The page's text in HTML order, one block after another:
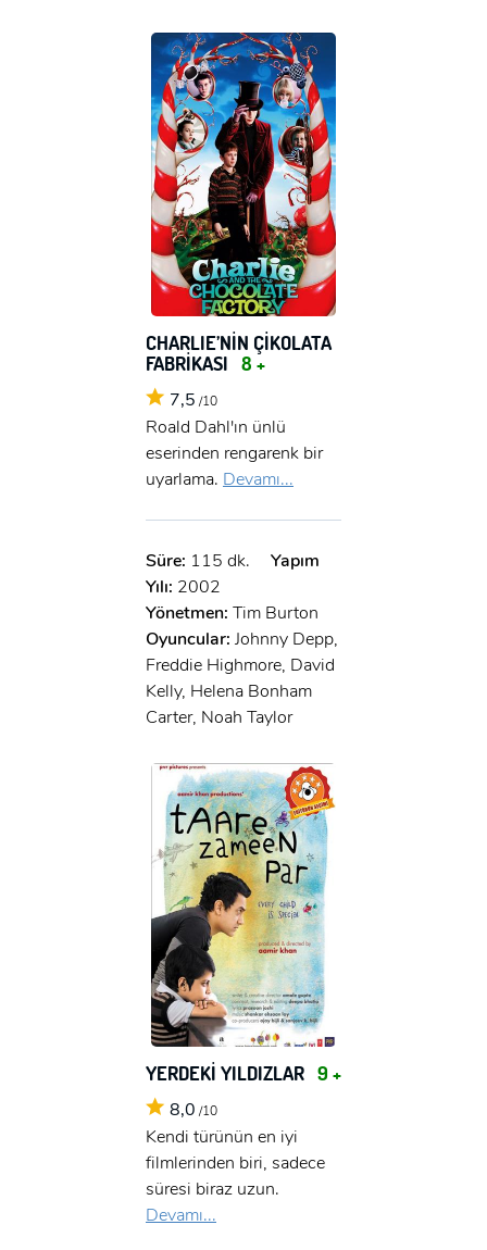
CHARLIE’NİN ÇİKOLATA
FABRİKASI 8 +
7,5 /10
Roald Dahl'ın ünlü
eserinden rengarenk bir
uyarlama. Devamı...
Süre: 115 dk.
Yapım
Yılı: 2002
Yönetmen: Tim Burton
Oyuncular: Johnny Depp,
Freddie Highmore, David
Kelly, Helena Bonham
Carter, Noah Taylor
YERDEKİ YILDIZLAR 9 +
8,0 /10
Kendi türünün en iyi
filmlerinden biri, sadece
süresi biraz uzun.
Devamı...